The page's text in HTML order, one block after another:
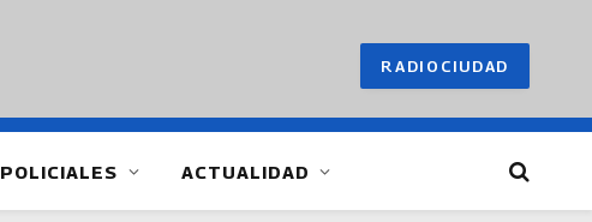
RADIOCIUDAD
POLICIALES ACTUALIDAD